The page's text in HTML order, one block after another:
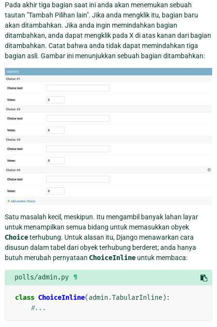
Pada akhir tiga bagian saat ini anda akan menemukan sebuah
tautan "Tambah Pilihan lain". Jika anda mengklik itu, bagian baru
akan ditambahkan. Jika anda ingin memindahkan bagian
ditambahkan, anda dapat mengklik pada X di atas kanan dari bagian
ditambahkan. Catat bahwa anda tidak dapat memindahkan tiga
bagian asli. Gambar ini menunjukkan sebuah bagian ditambahkan:
Satu masalah kecil, meskipun. Itu mengambil banyak lahan layar
untuk menampilkan semua bidang untuk memasukkan obyek
Choiceterhubung. Untuk alasan itu, Django menawarkan cara
disusun dalam tabel dari obyek terhubung berderet; anda hanya
butuh merubah pernyataan ChoiceInline untuk membaca:
polls/admin.py ¶
class ChoiceInline(admin .TabularInline):
#...